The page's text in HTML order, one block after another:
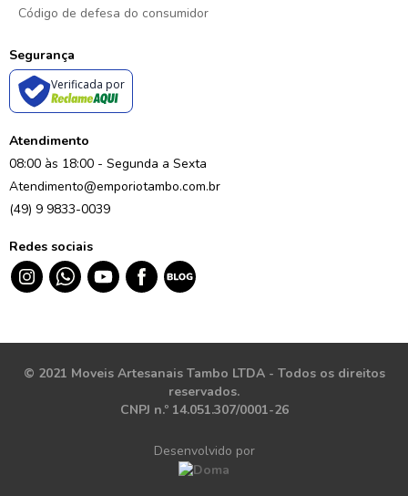
Código de defesa do consumidor
Segurança
Verificada por
Atendimento
08:00 às 18:00 - Segunda a Sexta
Atendimento@emporiotambo.com.br
(49) 9 9833-0039
Redes sociais
© 2021 Moveis Artesanais Tambo LTDA - Todos os direitos
reservados.
CNPJ n.º 14.051.307/0001-26
Desenvolvido por